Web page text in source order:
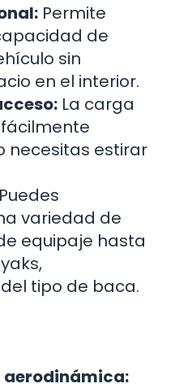
Permite
de
sin
en el interior.
La carga
necesitas estirar
Puedes
variedad de
equipaje hasta
tipo de baca.
aerodinámica: